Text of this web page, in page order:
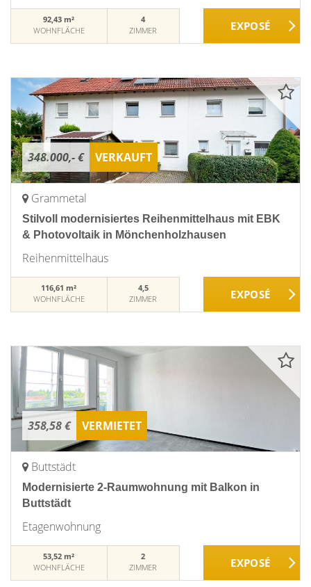
92,43 m²
WOHNFLÄCHE
4
ZIMMER
348.000,- € VERKAUFT
Grammetal
Stilvoll modernisiertes Reihenmittelhaus mit EBK
& Photovoltaik in Mönchenholzhausen
Reihenmittelhaus
116,61 m²
WOHNFLÄCHE
4,5
ZIMMER
358,58 € VERMIETET
Buttstädt
Modernisierte 2-Raumwohnung mit Balkon in
Buttstädt
Etagenwohnung
53,52 m²
WOHNFLÄCHE
2
ZIMMER